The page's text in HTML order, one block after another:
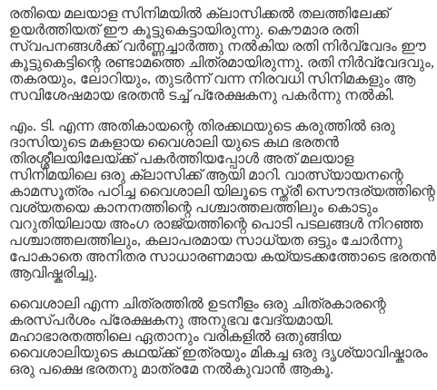
രതിയെ മലയാള സിനിമയില്‍ ക്ലാസിക്കല്‍ തലത്തിലേക്ക്
ഉയര്‍ത്തിയത് ഈ കൂട്ടുകെട്ടായിരുന്നു. കൌമാര രതി
സ്വപനങ്ങള്‍ക്ക് വര്‍ണ്ണച്ചാര്‍ത്തു നല്‍കിയ രതി നിര്‍വ്വേദം ഈ
കൂട്ടുകെട്ടിന്റെ രണ്ടാമത്തെ ചിത്രമായിരുന്നു. രതി നിര്‍വ്വേദവും,
തകരയും, ലോറിയും, തുടര്‍ന്ന് വന്ന നിരവധി സിനിമകളും ആ
സവിശേഷമായ ഭരതന്‍ ടച്ച് പ്രേക്ഷകനു പകര്‍ന്നു നല്‍കി.
എം. ടി. എന്ന അതികായന്റെ തിരക്കഥയുടെ കരുത്തില്‍ ഒരു
ദാസിയുടെ മകളായ വൈശാലി യുടെ കഥ ഭരതന്‍
തിരശ്ശീലയിലേയ്ക്ക് പകര്‍ത്തിയപ്പോള്‍ അത് മലയാള
സിനിമയിലെ ഒരു ക്ലാസിക്ക് ആയി മാറി. വാത്സ്യായനന്റെ
കാമസൂത്രം പഠിച്ച വൈശാലി യിലൂടെ സ്ത്രീ സൌന്ദര്യത്തിന്റെ
വശ്യതയെ കാനനത്തിന്റെ പശ്ചാത്തലത്തിലും കൊടും
വറുതിയിലായ അംഗ രാജ്യത്തിന്റെ പൊടി പടലങ്ങള്‍ നിറഞ്ഞ
പശ്ചാത്തലത്തിലും, കലാപരമായ സാധ്യത ഒട്ടും ചോര്‍ന്നു
പോകാതെ അനിതര സാധാരണമായ കയ്യടക്കത്തോടെ ഭരതന്‍
ആവിഷ്കരിച്ചു.
വൈശാലി എന്ന ചിത്രത്തില്‍ ഉടനീളം ഒരു ചിത്രകാരന്റെ
കരസ്പര്‍ശം പ്രേക്ഷകനു അനുഭവ വേദ്യമായി.
മഹാഭാരതത്തിലെ ഏതാനും വരികളില്‍ ഒതുങ്ങിയ
വൈശാലിയുടെ കഥയ്ക്ക് ഇത്രയും മികച്ച ഒരു ദൃശ്യാവിഷ്കാരം
ഒരു പക്ഷെ ഭരതനു മാത്രമേ നല്‍കുവാന്‍ ആകൂ.